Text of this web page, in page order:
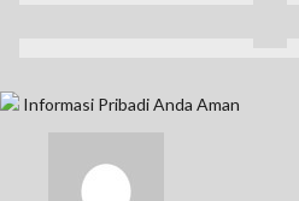
Informasi Pribadi Anda Aman